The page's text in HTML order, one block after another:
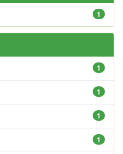
1
1
1
1
1